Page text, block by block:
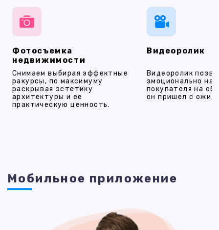
Фотосъемка
недвижимости
Снимаем выбирая эффектные
ракурсы, по максимуму
раскрывая эстетику
архитектуры и ее
практическую ценность.
Видеоролик
Видеоролик
эмоционально
покупателя на
он пришел с
Мобильное приложение